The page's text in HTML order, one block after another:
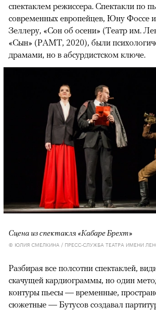
спектаклем режиссера. Спектакли по
современных европейцев, Юну Фоссе
Зеллеру, «Сон об осени» (Театр им.
«Сын» (РАМТ, 2020), были
драмами, но в абсурдистском ключе.
Сцена из спектакля «Кабаре Брехт»
© ЮЛИЯ СМЕЛКИНА / ПРЕСС-СЛУЖБА ТЕАТРА ИМЕНИ
Разбирая все полсотни спектаклей,
скачущей кардиограммы, но один
контуры пьесы — временные,
сюжетные — Бутусов создавал